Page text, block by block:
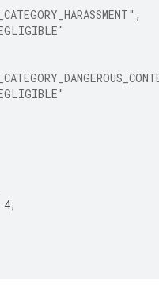
,
4,